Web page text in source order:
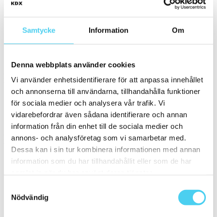
Samtycke Information Om
Denna webbplats använder cookies
Vi använder enhetsidentifierare för att anpassa innehållet
och annonserna till användarna, tillhandahålla funktioner
för sociala medier och analysera vår trafik. Vi
vidarebefordrar även sådana identifierare och annan
information från din enhet till de sociala medier och
annons- och analysföretag som vi samarbetar med.
Dessa kan i sin tur kombinera informationen med annan
information som du har tillhandahållit eller som de har
Nödvändig
Matt(45)
Slät(51)
Kant
Välj önskad kant på plattan:
Standard
(40)
(13)
Pris
Välj en eller flera prisgrupper:
200 till 300 kr